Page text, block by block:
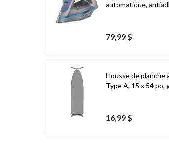
automatique,
79,99 $
Housse de planche
Type A, 15 x 54 po,
16,99 $